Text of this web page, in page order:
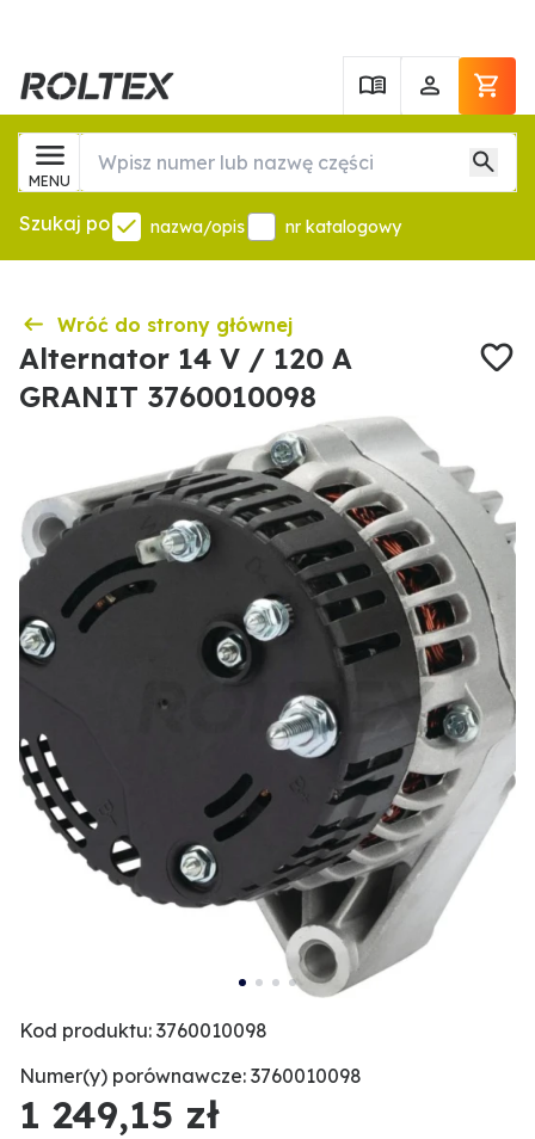
MENU
Szukaj po nazwa/opis nr katalogowy
Wróć do strony głównej
Alternator 14 V / 120 A
GRANIT 3760010098
Kod produktu: 3760010098
Numer(y) porównawcze: 3760010098
1 249,15 zł